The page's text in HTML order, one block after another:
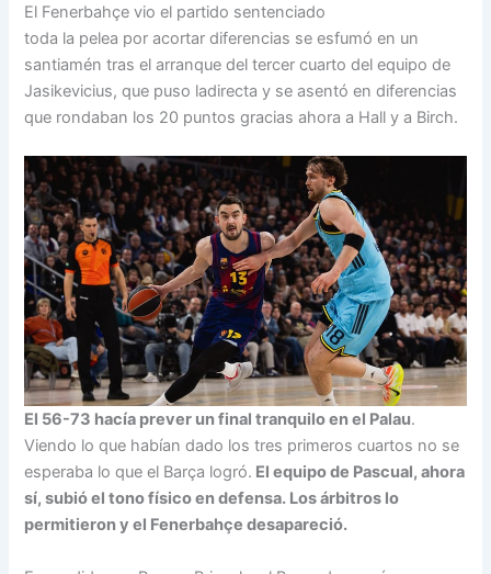
El Fenerbahçe vio el partido sentenciado
toda la pelea por acortar diferencias se esfumó en un
santiamén tras el arranque del tercer cuarto del equipo de
Jasikevicius, que puso ladirecta y se asentó en diferencias
que rondaban los 20 puntos gracias ahora a Hall y a Birch.
El 56-73 hacía prever un final tranquilo en el Palau.
Viendo lo que habían dado los tres primeros cuartos no se
esperaba lo que el Barça logró. El equipo de Pascual, ahora
sí, subió el tono físico en defensa. Los árbitros lo
permitieron y el Fenerbahçe desapareció.